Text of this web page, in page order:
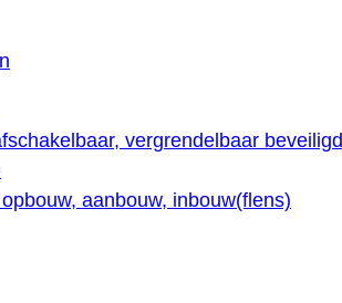
vergrendelbaar beveiligd
aanbouw, inbouw(flens)